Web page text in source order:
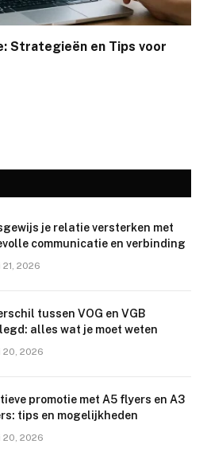
Strategieën en Tips voor
je relatie versterken met
communicatie en verbinding
2026
tussen VOG en VGB
alles wat je moet weten
20, 2026
promotie met A5 flyers en A3
tips en mogelijkheden
20, 2026